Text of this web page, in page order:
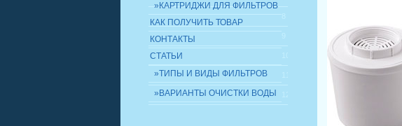
»КАРТРИДЖИ ДЛЯ ФИЛЬТРОВ
КАК ПОЛУЧИТЬ ТОВАР
КОНТАКТЫ
СТАТЬИ
»ТИПЫ И ВИДЫ ФИЛЬТРОВ
»ВАРИАНТЫ ОЧИСТКИ ВОДЫ